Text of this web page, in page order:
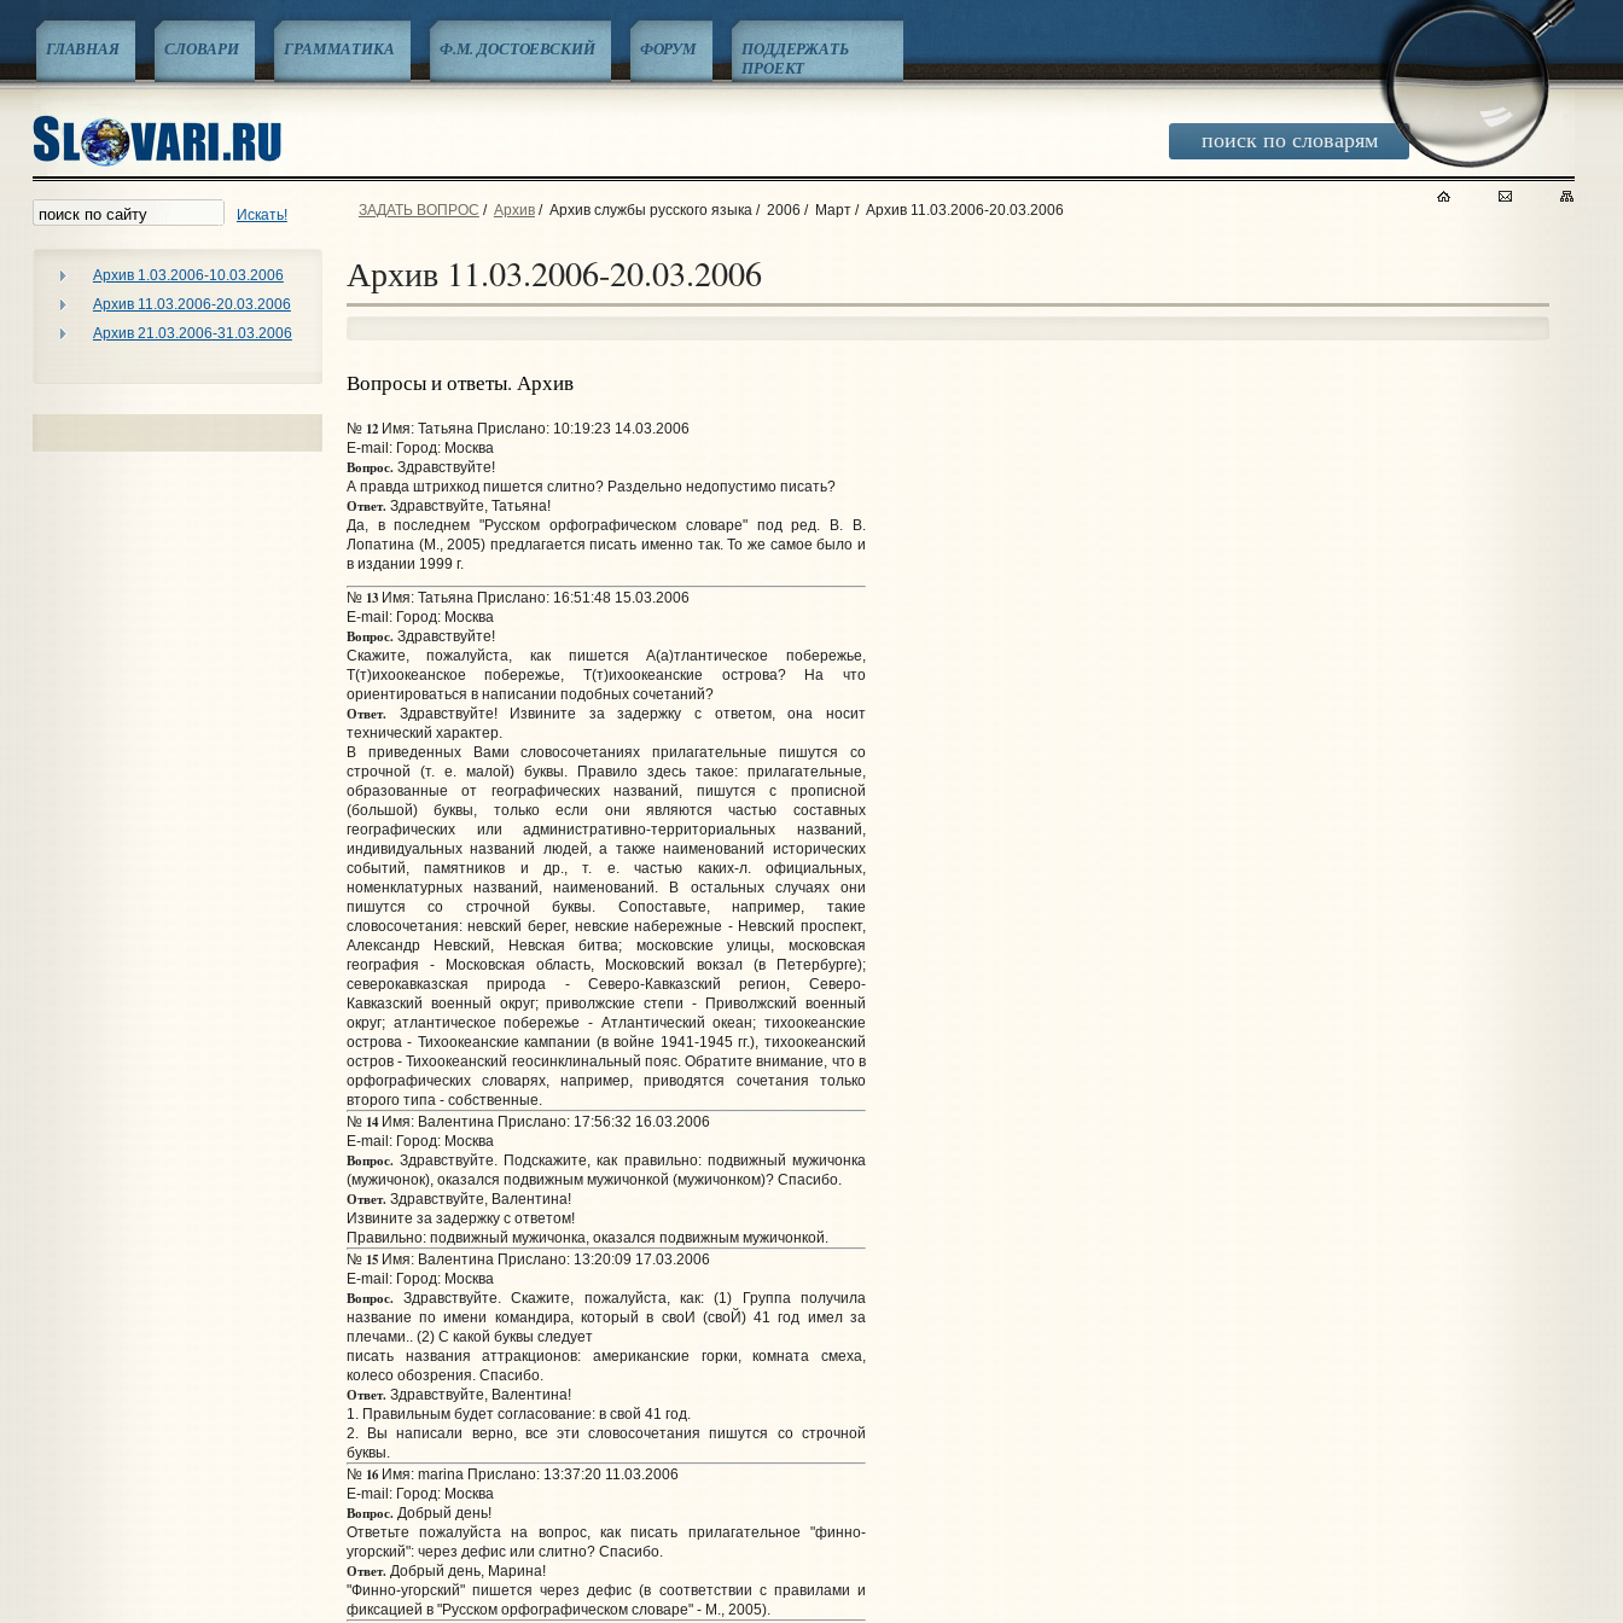
поиск по словарям
ГЛАВНАЯ СЛОВАРИ ГРАММАТИКА Ф.М. ДОСТОЕВСКИЙ ФОРУМ
ПОДДЕРЖАТЬ
ПРОЕКТ
Искать!
Архив 1.03.2006-10.03.2006
Архив 11.03.2006-20.03.2006
Архив 21.03.2006-31.03.2006
ЗАДАТЬ ВОПРОС / Архив/ Архив службы русского языка/ 2006 / Март/ Архив 11.03.2006-20.03.2006
Архив 11.03.2006-20.03.2006
Вопросы и ответы. Архив
№ 12Имя: Татьяна Прислано: 10:19:23 14.03.2006
E-mail: Город: Москва
Вопрос.Здравствуйте!
А правда штрихкод пишется слитно? Раздельно недопустимо писать?
Ответ.Здравствуйте, Татьяна!
Да, в последнем "Русском орфографическом словаре" под ред. В. В.
Лопатина (М., 2005) предлагается писать именно так. То же самое было и
в издании 1999 г.
№ 13Имя: Татьяна Прислано: 16:51:48 15.03.2006
E-mail: Город: Москва
Вопрос.Здравствуйте!
Скажите, пожалуйста, как пишется А(а)тлантическое побережье,
Т(т)ихоокеанское побережье, Т(т)ихоокеанские острова? На что
ориентироваться в написании подобных сочетаний?
Ответ.Здравствуйте! Извините за задержку с ответом, она носит
технический характер.
В приведенных Вами словосочетаниях прилагательные пишутся со
строчной (т. е. малой) буквы. Правило здесь такое: прилагательные,
образованные от географических названий, пишутся с прописной
(большой) буквы, только если они являются частью составных
географических или административно-территориальных названий,
индивидуальных названий людей, а также наименований исторических
событий, памятников и др., т. е. частью каких-л. официальных,
номенклатурных названий, наименований. В остальных случаях они
пишутся со строчной буквы. Сопоставьте, например, такие
словосочетания: невский берег, невские набережные - Невский проспект,
Александр Невский, Невская битва; московские улицы, московская
география - Московская область, Московский вокзал (в Петербурге);
северокавказская природа - Северо-Кавказский регион, Северо-
Кавказский военный округ; приволжские степи - Приволжский военный
округ; атлантическое побережье - Атлантический океан; тихоокеанские
острова - Тихоокеанские кампании (в войне 1941-1945 гг.), тихоокеанский
остров - Тихоокеанский геосинклинальный пояс. Обратите внимание, что в
орфографических словарях, например, приводятся сочетания только
второго типа - собственные.
№ 14Имя: Валентина Прислано: 17:56:32 16.03.2006
E-mail: Город: Москва
Вопрос.Здравствуйте. Подскажите, как правильно: подвижный мужичонка
(мужичонок), оказался подвижным мужичонкой (мужичонком)? Спасибо.
Ответ.Здравствуйте, Валентина!
Извините за задержку с ответом!
Правильно: подвижный мужичонка, оказался подвижным мужичонкой.
№ 15Имя: Валентина Прислано: 13:20:09 17.03.2006
E-mail: Город: Москва
Вопрос.Здравствуйте. Скажите, пожалуйста, как: (1) Группа получила
название по имени командира, который в своИ (своЙ) 41 год имел за
плечами.. (2) С какой буквы следует
писать названия аттракционов: американские горки, комната смеха,
колесо обозрения. Спасибо.
Ответ.Здравствуйте, Валентина!
1. Правильным будет согласование: в свой 41 год.
2. Вы написали верно, все эти словосочетания пишутся со строчной
буквы.
№ 16Имя: marina Прислано: 13:37:20 11.03.2006
E-mail: Город: Москва
Вопрос.Добрый день!
Ответьте пожалуйста на вопрос, как писать прилагательное "финно-
угорский": через дефис или слитно? Спасибо.
Ответ.Добрый день, Марина!
"Финно-угорский" пишется через дефис (в соответствии с правилами и
фиксацией в "Русском орфографическом словаре" - М., 2005).